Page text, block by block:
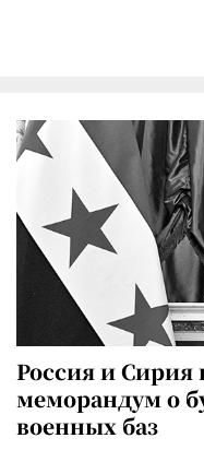
Россия и Сирия
меморандум о
военных баз